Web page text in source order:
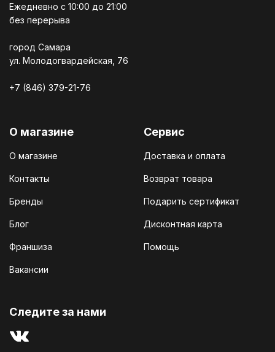
Ежедневно c 10:00 до 21:00
без перерыва
город Самара
ул. Молодогвардейская, 76
+7 (846) 379-21-76
О магазине
О магазине
Контакты
Бренды
Блог
Франшиза
Вакансии
Сервис
Доставка и оплата
Возврат товара
Подарить сертификат
Дисконтная карта
Помощь
Cледите за нами